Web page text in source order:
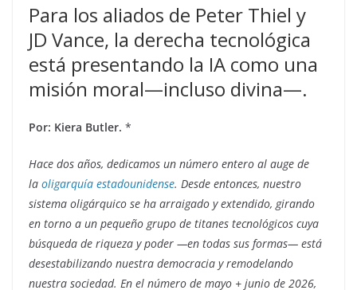
Para los aliados de Peter Thiel y
JD Vance, la derecha tecnológica
está presentando la IA como una
misión moral—incluso divina—.
Por: Kiera Butler. *
Hace dos años, dedicamos un número entero al auge de
la oligarquía estadounidense. Desde entonces, nuestro
sistema oligárquico se ha arraigado y extendido, girando
en torno a un pequeño grupo de titanes tecnológicos cuya
búsqueda de riqueza y poder —en todas sus formas— está
desestabilizando nuestra democracia y remodelando
nuestra sociedad. En el número de mayo + junio de 2026,